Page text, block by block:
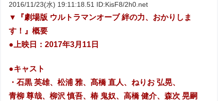
2016/11/23(水) 19:11:18.51 ID:KisF8/2h0.net
▼『劇場版 ウルトラマンオーブ 絆の力、おかりしま
す！』概要
●上映日：2017年3月11日
●キャスト
・石黒 英雄、松浦 雅、髙橋 直人、ねりお 弘晃、
青柳 尊哉、柳沢 慎吾、椿 鬼奴、高橋 健介、森次 晃嗣